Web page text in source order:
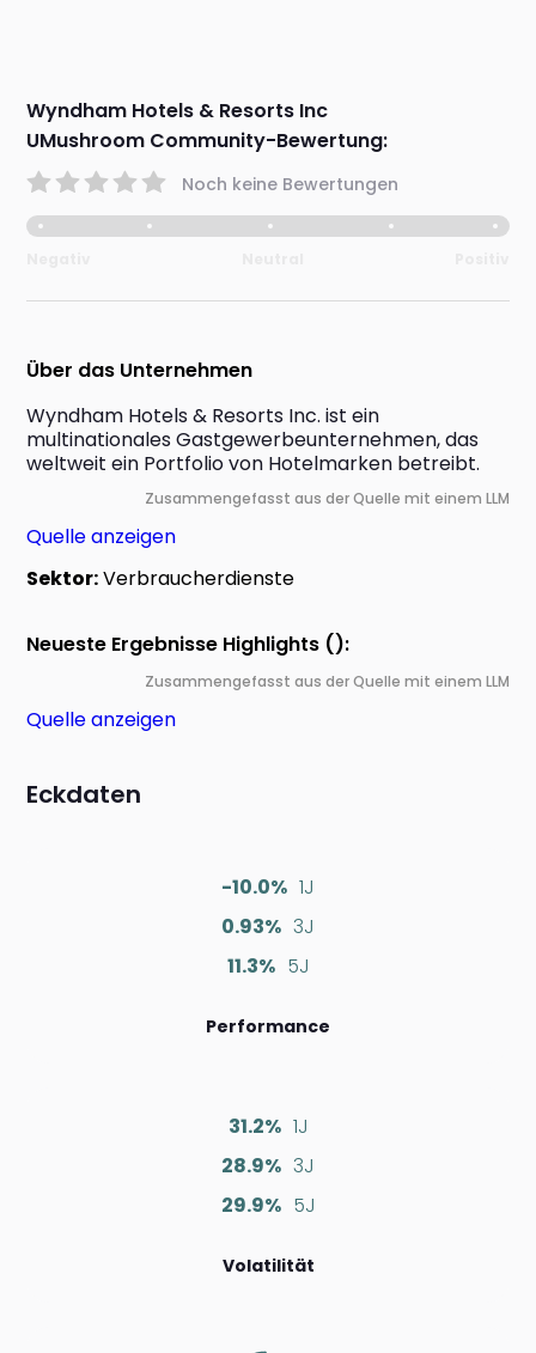
Wyndham Hotels & Resorts Inc
UMushroom Community-Bewertung:
Noch keine Bewertungen
Über das Unternehmen
Wyndham Hotels & Resorts Inc. ist ein
multinationales Gastgewerbeunternehmen, das
weltweit ein Portfolio von Hotelmarken betreibt.
Zusammengefasst aus der Quelle mit einem LLM
Quelle anzeigen
Sektor:Verbraucherdienste
Neueste Ergebnisse Highlights ():
Zusammengefasst aus der Quelle mit einem LLM
Quelle anzeigen
Eckdaten
-10.0% 1J
0.93% 3J
11.3% 5J
Performance
31.2% 1J
28.9% 3J
29.9% 5J
Volatilität